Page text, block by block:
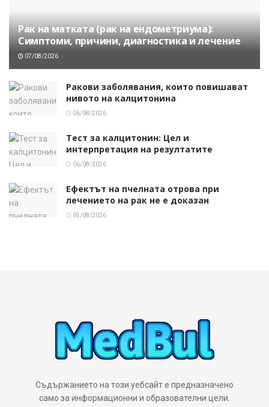
Рак на матката (рак на ендометриума):
Симптоми, причини, диагностика и лечение
07/08/2026
Ракови заболявания, които повишават
нивото на калцитонина
06/08/2026
Тест за калцитонин: Цел и
интерпретация на резултатите
06/08/2026
Ефектът на пчелната отрова при
лечението на рак не е доказан
05/08/2026
Съдържанието на този уебсайт е предназначено
само за информационни и образователни цели.